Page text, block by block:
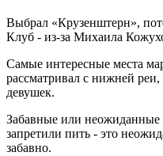
Выбрал «Крузенштерн»,
Клуб - из-за Михаила
Самые интересные места
рассматривал с нижней
девушек.
Забавные или
запретили пить - это
забавно.